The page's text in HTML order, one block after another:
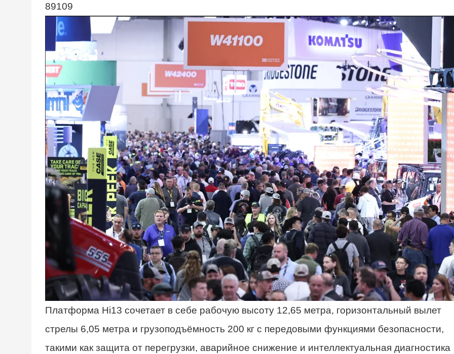
89109
Платформа Hi13 сочетает в себе рабочую высоту 12,65 метра, горизонтальный вылет
стрелы 6,05 метра и грузоподъёмность 200 кг с передовыми функциями безопасности,
такими как защита от перегрузки, аварийное снижение и интеллектуальная диагностика